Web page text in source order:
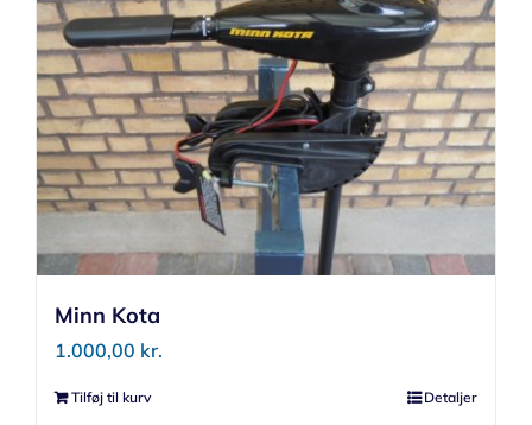
Minn Kota
1.000,00 kr.
Tilføj til kurv Detaljer